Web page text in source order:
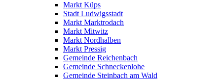
Markt Küps
Stadt Ludwigsstadt
Markt Marktrodach
Markt Mitwitz
Markt Nordhalben
Markt Pressig
Gemeinde Reichenbach
Gemeinde Schneckenlohe
Gemeinde Steinbach am Wald